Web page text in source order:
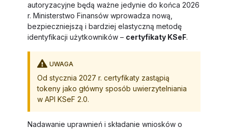
autoryzacyjne będą ważne jedynie do końca 2026
r. Ministerstwo Finansów wprowadza nową,
bezpieczniejszą i bardziej elastyczną metodę
identyfikacji użytkowników – certyfikaty KSeF.
UWAGA
Od stycznia 2027 r. certyfikaty zastąpią
tokeny jako główny sposób uwierzytelniania
w API KSeF 2.0.
Nadawanie uprawnień i składanie wniosków o